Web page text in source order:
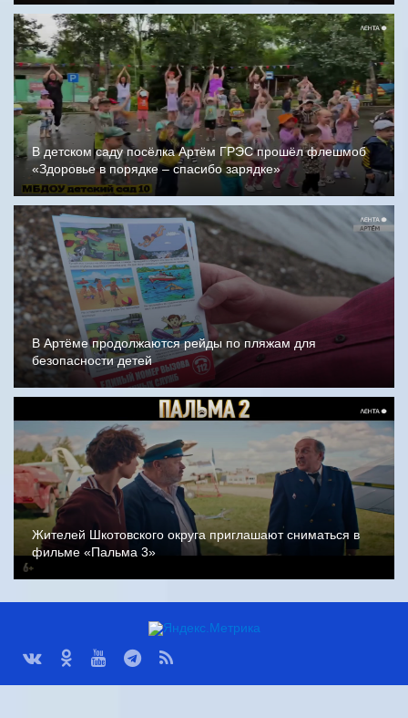
В детском саду посёлка Артём ГРЭС прошёл флешмоб
«Здоровье в порядке – спасибо зарядке»
В Артёме продолжаются рейды по пляжам для
безопасности детей
Жителей Шкотовского округа приглашают сниматься в
фильме «Пальма 3»